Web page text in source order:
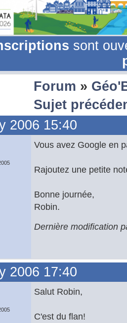
sont
Forum »
Sujet
2006 15:40
Vous avez Google en
Rajoutez une petite
Bonne journée,
Robin.
Dernière modification
2006 17:40
Salut Robin,
C'est du flan!